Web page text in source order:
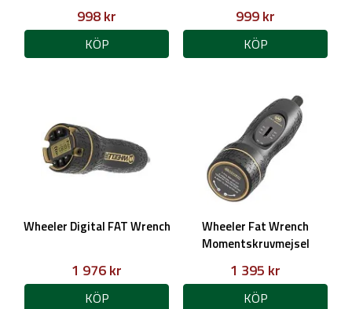
998 kr
KÖP
999 kr
KÖP
Wheeler Digital FAT Wrench
1 976 kr
KÖP
Wheeler Fat Wrench
Momentskruvmejsel
1 395 kr
KÖP